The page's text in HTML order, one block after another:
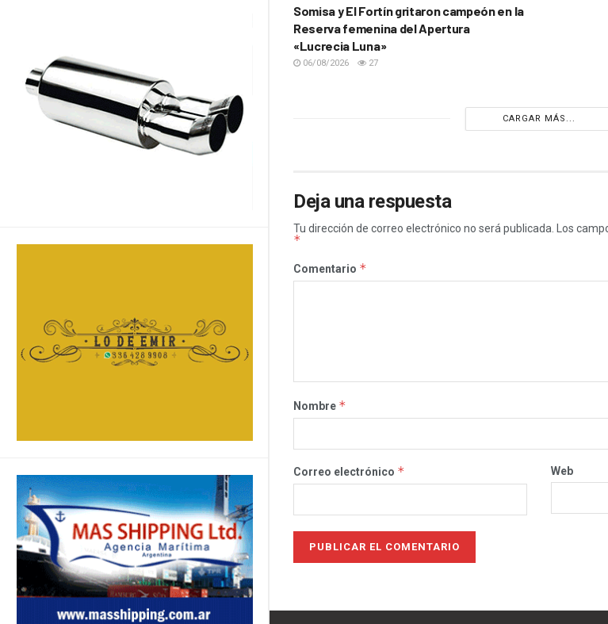
Somisa y El Fortín gritaron campeón en la
Reserva femenina del Apertura
«Lucrecia Luna»
06/08/2026 27
CARGAR MÁS...
Deja una respuesta
Tu dirección de correo electrónico no será publicada. Los
*
Comentario *
Nombre *
Correo electrónico * Web